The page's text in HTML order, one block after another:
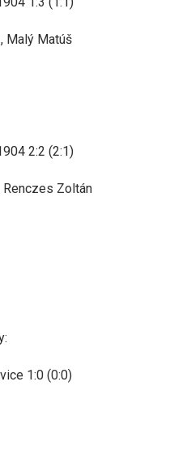
Malý Matúš
2:2 (2:1)
Zoltán
1:0 (0:0)